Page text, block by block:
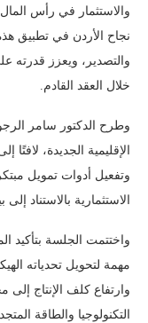
والاستثمار في رأس
نجاح الأردن في تطبيق هذه
والتصدير، ويعزز قدرته
خلال العقد القادم.
وطرح الدكتور سامر
الإقليمية الجديدة،
وتفعيل أدوات تمويل
الاستثمارية بالاستناد إلى
واختتمت الجلسة بتأكيد
مهمة لتحويل تحدياته
وارتفاع كلف الإنتاج
التكنولوجيا والطاقة